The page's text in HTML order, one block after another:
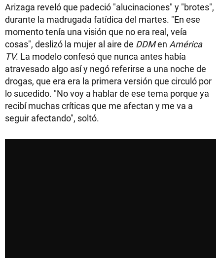
Arizaga reveló que padeció "alucinaciones" y "brotes",
durante la madrugada fatídica del martes. "En ese
momento tenía una visión que no era real, veía
cosas", deslizó la mujer al aire de DDMen América
TV. La modelo confesó que nunca antes había
atravesado algo así y negó referirse a una noche de
drogas, que era era la primera versión que circuló por
lo sucedido. "No voy a hablar de ese tema porque ya
recibí muchas críticas que me afectan y me va a
seguir afectando", soltó.